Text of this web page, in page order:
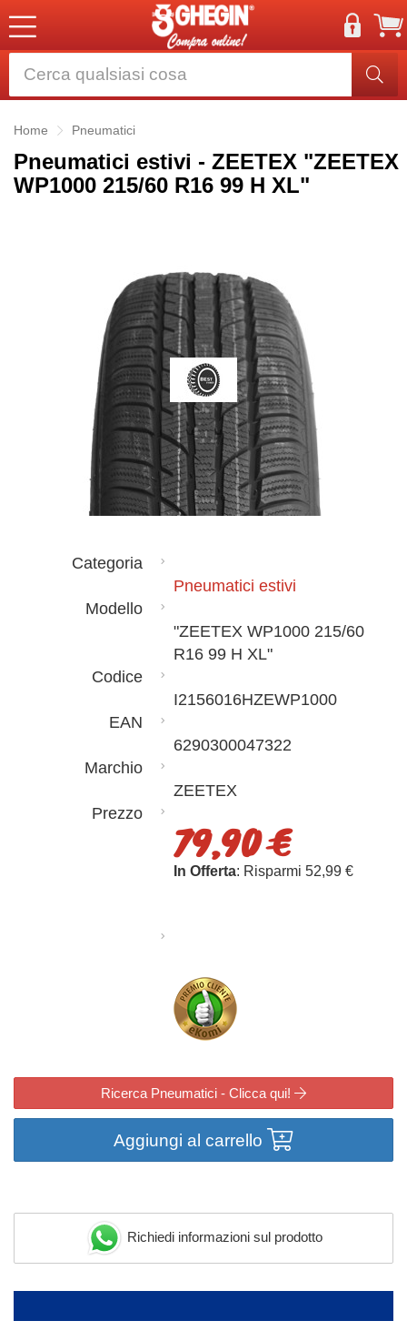
Home Pneumatici
Pneumatici estivi - ZEETEX "ZEETEX
WP1000 215/60 R16 99 H XL"
Categoria
Pneumatici estivi
Modello
"ZEETEX WP1000 215/60
R16 99 H XL"
Codice
I2156016HZEWP1000
EAN
6290300047322
Marchio
ZEETEX
Prezzo
79,90 €
In Offerta: Risparmi 52,99 €
Ricerca Pneumatici - Clicca qui!
Aggiungi al carrello
Richiedi informazioni sul prodotto